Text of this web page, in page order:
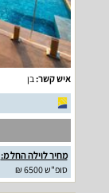
איש קשר:בן
מחיר לוילה החל מ:
סופ"ש 6500 ₪